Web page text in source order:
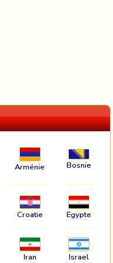
Arménie Bosnie
Croatie Egypte
Iran Israel